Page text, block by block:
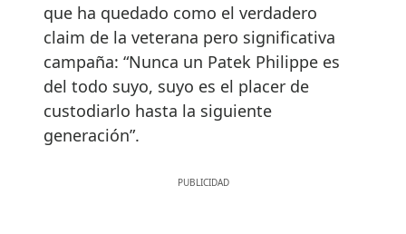
que ha quedado como el verdadero
claim de la veterana pero significativa
campaña: “Nunca un Patek Philippe es
del todo suyo, suyo es el placer de
custodiarlo hasta la siguiente
generación”.